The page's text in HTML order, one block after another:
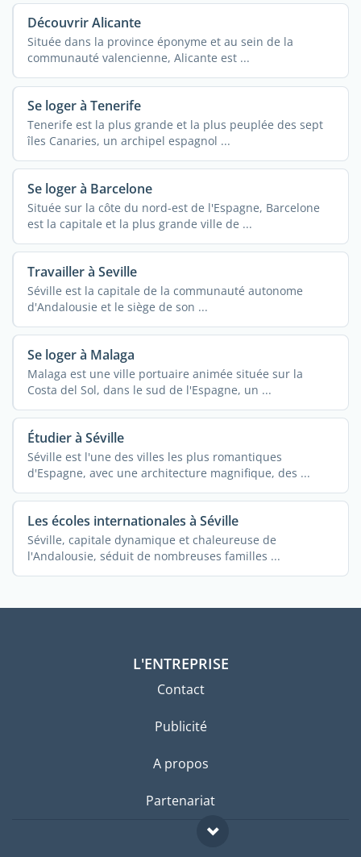
Découvrir Alicante
Située dans la province éponyme et au sein de la
communauté valencienne, Alicante est ...
Se loger à Tenerife
Tenerife est la plus grande et la plus peuplée des sept
îles Canaries, un archipel espagnol ...
Se loger à Barcelone
Située sur la côte du nord-est de l'Espagne, Barcelone
est la capitale et la plus grande ville de ...
Travailler à Seville
Séville est la capitale de la communauté autonome
d'Andalousie et le siège de son ...
Se loger à Malaga
Malaga est une ville portuaire animée située sur la
Costa del Sol, dans le sud de l'Espagne, un ...
Étudier à Séville
Séville est l'une des villes les plus romantiques
d'Espagne, avec une architecture magnifique, des ...
Les écoles internationales à Séville
Séville, capitale dynamique et chaleureuse de
l'Andalousie, séduit de nombreuses familles ...
L'ENTREPRISE
Contact
Publicité
A propos
Partenariat